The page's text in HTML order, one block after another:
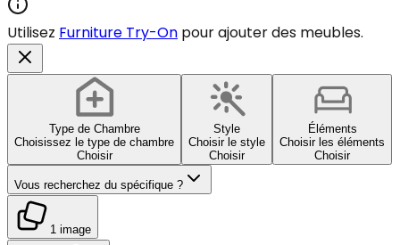
Utilisez Furniture Try-On pour ajouter des meubles.
Type de Chambre
Choisissez le type de chambre
Choisir
Style
Choisir le style
Choisir
Éléments
Choisir les éléments
Choisir
Vous recherchez du spécifique ?
1 image